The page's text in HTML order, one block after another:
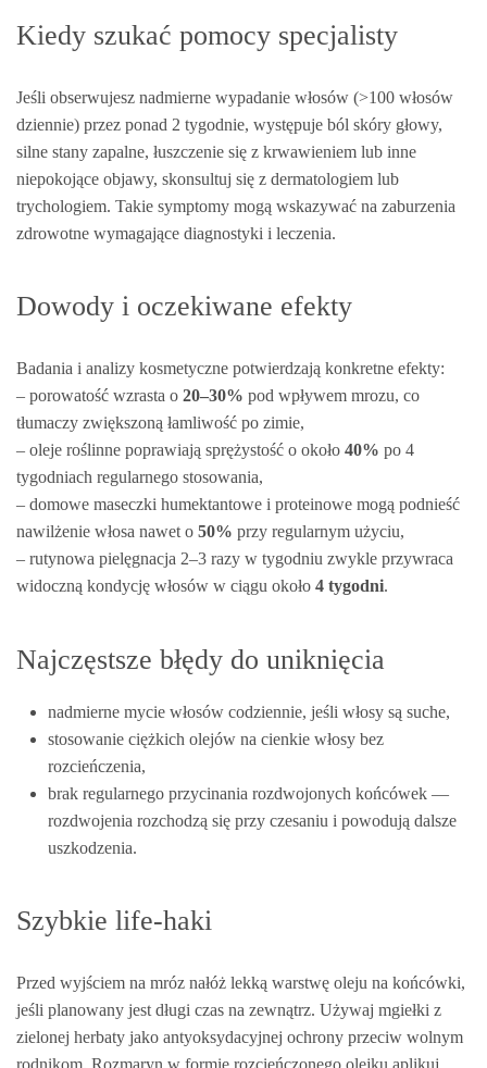
Kiedy szukać pomocy specjalisty
Jeśli obserwujesz nadmierne wypadanie włosów (>100 włosów
dziennie) przez ponad 2 tygodnie, występuje ból skóry głowy,
silne stany zapalne, łuszczenie się z krwawieniem lub inne
niepokojące objawy, skonsultuj się z dermatologiem lub
trychologiem. Takie symptomy mogą wskazywać na zaburzenia
zdrowotne wymagające diagnostyki i leczenia.
Dowody i oczekiwane efekty
Badania i analizy kosmetyczne potwierdzają konkretne efekty:
– porowatość wzrasta o 20–30% pod wpływem mrozu, co
tłumaczy zwiększoną łamliwość po zimie,
– oleje roślinne poprawiają sprężystość o około 40% po 4
tygodniach regularnego stosowania,
– domowe maseczki humektantowe i proteinowe mogą podnieść
nawilżenie włosa nawet o 50% przy regularnym użyciu,
– rutynowa pielęgnacja 2–3 razy w tygodniu zwykle przywraca
widoczną kondycję włosów w ciągu około 4 tygodni.
Najczęstsze błędy do uniknięcia
nadmierne mycie włosów codziennie, jeśli włosy są suche,
stosowanie ciężkich olejów na cienkie włosy bez
rozcieńczenia,
brak regularnego przycinania rozdwojonych końcówek —
rozdwojenia rozchodzą się przy czesaniu i powodują dalsze
uszkodzenia.
Szybkie life-haki
Przed wyjściem na mróz nałóż lekką warstwę oleju na końcówki,
jeśli planowany jest długi czas na zewnątrz. Używaj mgiełki z
zielonej herbaty jako antyoksydacyjnej ochrony przeciw wolnym